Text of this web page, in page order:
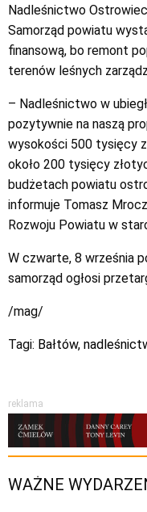
Nadleśnictwo
Samorząd powiatu
finansową, bo remont
terenów leśnych
– Nadleśnictwo w
pozytywnie na naszą
wysokości 500 tysięcy
około 200 tysięcy
budżetach powiatu
informuje Tomasz
Rozwoju Powiatu w
W czwarte, 8 września
samorząd ogłosi
/mag/
Tagi: Bałtów,
reklama
WAŻNE